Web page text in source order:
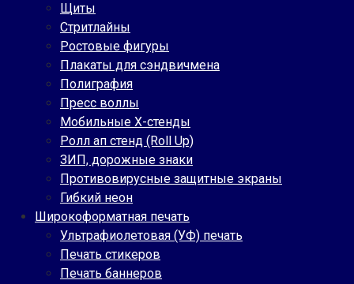
Щиты
Стритлайны
Ростовые фигуры
Плакаты для сэндвичмена
Полиграфия
Пресс воллы
Мобильные Х-стенды
Ролл ап стенд (Roll Up)
ЗИП, дорожные знаки
Противовирусные защитные экраны
Гибкий неон
Широкоформатная печать
Ультрафиолетовая (УФ) печать
Печать стикеров
Печать баннеров